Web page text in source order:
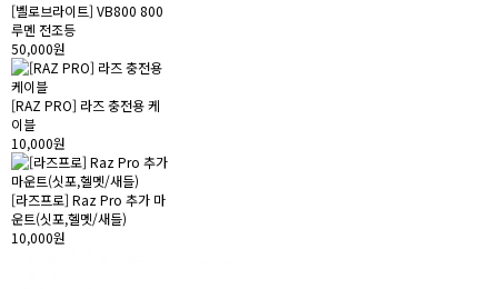
[벨로브라이트] VB800 800
루멘 전조등
50,000원
[RAZ PRO] 라즈 충전용 케
이블
10,000원
[라즈프로] Raz Pro 추가 마
운트(싯포,헬멧/새들)
10,000원